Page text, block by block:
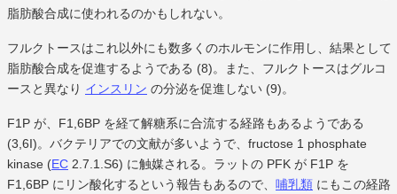
脂肪酸合成に使われるのかもしれない。
フルクトースはこれ以外にも数多くのホルモンに作用し、結果として
脂肪酸合成を促進するようである (8)。また、フルクトースはグルコ
ースと異なり インスリン の分泌を促進しない (9)。
F1P が、F1,6BP を経て解糖系に合流する経路もあるようである
(3,6I)。バクテリアでの文献が多いようで、fructose 1 phosphate
kinase (EC 2.7.1.S6) に触媒される。ラットの PFK が F1P を
F1,6BP にリン酸化するという報告もあるので、 哺乳類 にもこの経路